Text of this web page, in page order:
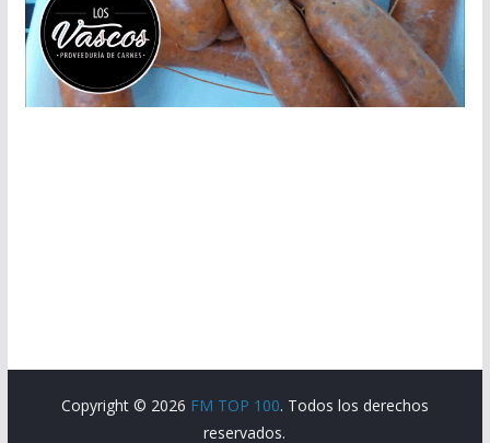
Copyright © 2026 FM TOP 100. Todos los derechos
reservados.